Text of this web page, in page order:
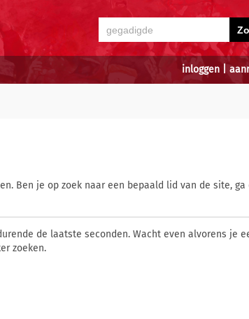
inloggen
Ben je op zoek naar een bepaald lid van de site, ga
de laatste seconden. Wacht even alvorens je
zoeken.